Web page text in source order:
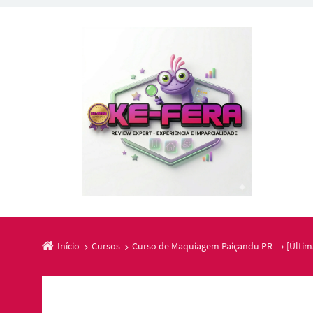
Início Cursos Curso de Maquiagem Paiçandu PR →